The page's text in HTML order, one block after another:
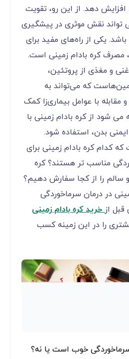
افزایش دهد. از این رو، تقویت
نقش موثری در پیشگیری
یکی از راه‌های مفید برای
کره بادام زمینی است.
و مغذی از پروتئین،
که می‌تواند به
با عوامل بیماری‌زا کمک
شود از کره بادام زمینی با
بدن، استفاده شود.
کدام کره بادام زمینی برای
مناسب تر هستند؟ کره
سالم را از کجا سفارش دهیم؟
در درمان سرماخوردگی
ازخرید کره بادام زمینی
را در این زمینه کسب
سرماخوردگی خوب است یا نه؟